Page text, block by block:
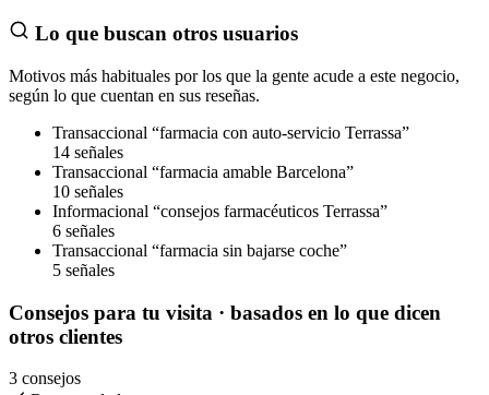
Lo que buscan otros usuarios
Motivos más habituales por los que la gente acude a este negocio,
según lo que cuentan en sus reseñas.
Transaccional “farmacia con auto-servicio Terrassa”
14 señales
Transaccional “farmacia amable Barcelona”
10 señales
Informacional “consejos farmacéuticos Terrassa”
6 señales
Transaccional “farmacia sin bajarse coche”
5 señales
Consejos para tu visita · basados en lo que dicen
otros clientes
3 consejos